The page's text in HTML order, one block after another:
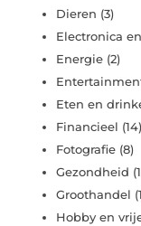
Dieren (3)
Electronica
Energie (2)
Eten en
Financieel (14)
Fotografie (8)
Gezondheid
Groothandel
Hobby en